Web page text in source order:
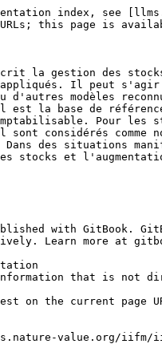
index, see
URLs; this page is
la gestion des
Il peut s'agir
d'autres modèles
est la base de
Pour les
sont considérés
des situations
stocks et
with GitBook.
Learn more at
that is not
on the current
value.org/iifm/